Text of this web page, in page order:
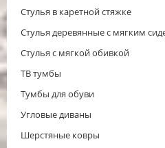
Стулья в каретной стяжке
Стулья деревянные с мягким
Стулья с мягкой обивкой
ТВ тумбы
Тумбы для обуви
Угловые диваны
Шерстяные ковры